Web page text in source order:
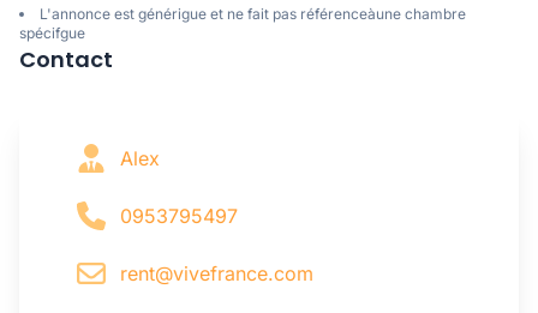
L'annonce est générigue et ne fait pas référenceàune chambre
spécifgue
Contact
Alex
0953795497
rent@vivefrance.com